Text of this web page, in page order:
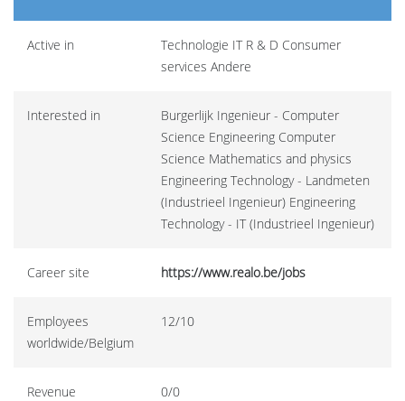
Active in
Technologie IT R & D Consumer
services Andere
Interested in
Burgerlijk Ingenieur - Computer
Science Engineering Computer
Science Mathematics and physics
Engineering Technology - Landmeten
(Industrieel Ingenieur) Engineering
Technology - IT (Industrieel Ingenieur)
Career site https://www.realo.be/jobs
Employees
worldwide/Belgium
12/10
Revenue
0/0